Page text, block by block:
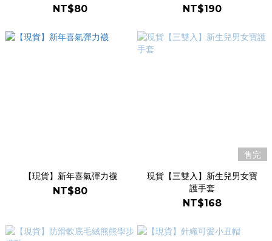
NT$80 NT$190
【現貨】新年喜氣彈力襪
NT$80
售完
現貨【三雙入】新生兒男女寶
護手套
NT$168